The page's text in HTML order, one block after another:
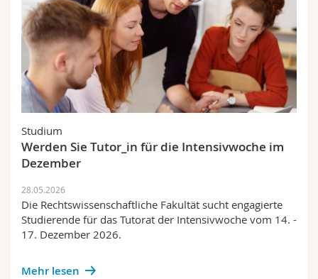
Studium
Werden Sie Tutor_in für die Intensivwoche im
Dezember
28.05.2026
Die Rechtswissenschaftliche Fakultät sucht engagierte
Studierende für das Tutorat der Intensivwoche vom 14. -
17. Dezember 2026.
Mehr lesen